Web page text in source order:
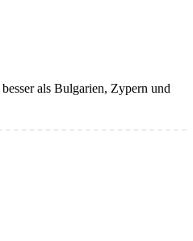
als Bulgarien, Zypern und